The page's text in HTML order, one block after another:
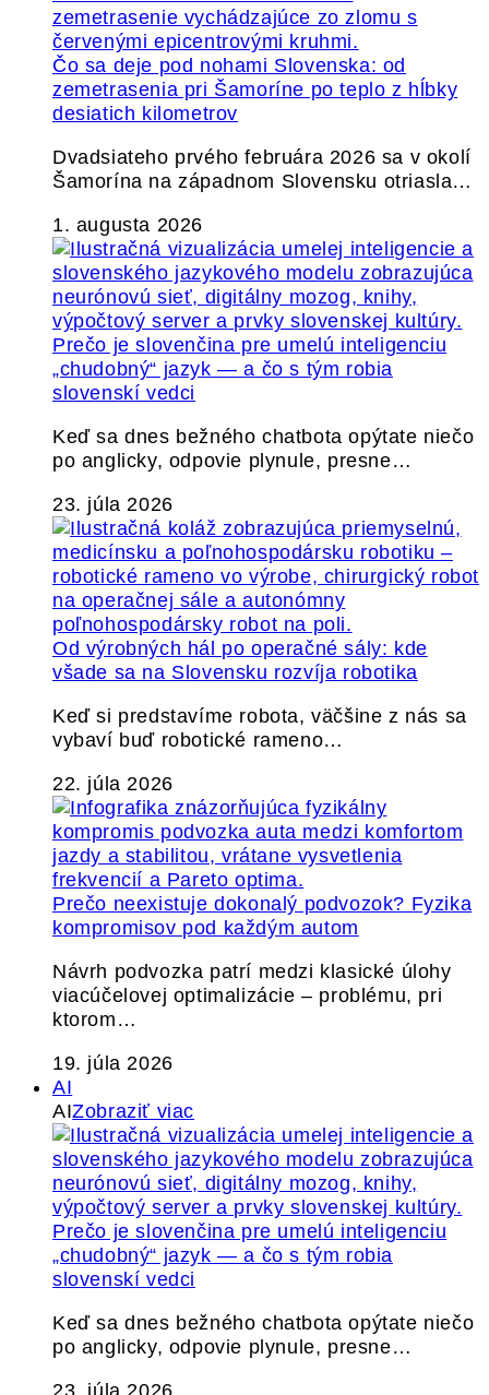
Čo sa deje pod nohami Slovenska: od
zemetrasenia pri Šamoríne po teplo z hĺbky
desiatich kilometrov
Dvadsiateho prvého februára 2026 sa v okolí
Šamorína na západnom Slovensku otriasla…
1. augusta 2026
Prečo je slovenčina pre umelú inteligenciu
„chudobný“ jazyk — a čo s tým robia
slovenskí vedci
Keď sa dnes bežného chatbota opýtate niečo
po anglicky, odpovie plynule, presne…
23. júla 2026
Od výrobných hál po operačné sály: kde
všade sa na Slovensku rozvíja robotika
Keď si predstavíme robota, väčšine z nás sa
vybaví buď robotické rameno…
22. júla 2026
Prečo neexistuje dokonalý podvozok? Fyzika
kompromisov pod každým autom
Návrh podvozka patrí medzi klasické úlohy
viacúčelovej optimalizácie – problému, pri
ktorom…
19. júla 2026
AI
AIZobraziť viac
Prečo je slovenčina pre umelú inteligenciu
„chudobný“ jazyk — a čo s tým robia
slovenskí vedci
Keď sa dnes bežného chatbota opýtate niečo
po anglicky, odpovie plynule, presne…
23. júla 2026